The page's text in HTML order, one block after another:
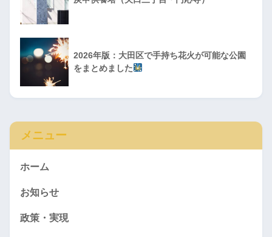
2026年版：大田区で手持ち花火が可能な公園
をまとめました
メニュー
ホーム
お知らせ
政策・実現